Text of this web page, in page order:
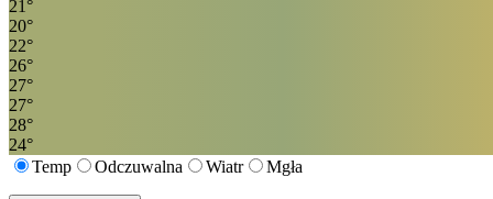
21 °
20°
22°
26°
27°
27°
28°
24°
Temp
Odczuwalna Wiatr Mgła